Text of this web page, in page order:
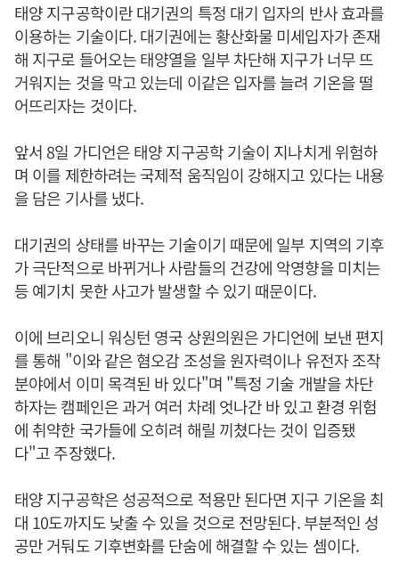
태양 지구공학이란 대기권의 특정 대기 입자의 반사 효과를
이용하는 기술이다. 대기권에는 황산화물 미세입자가 존재
해 지구로 들어오는 태양열을 일부 차단해 지구가 너무 뜨
거워지는 것을 막고 있는데 이같은 입자를 늘려 기온을 떨
어뜨리자는 것이다.
앞서 8일 가디언은 태양 지구공학 기술이 지나치게 위험하
며 이를 제한하려는 국제적 움직임이 강해지고 있다는 내용
을 담은 기사를 냈다.
대기권의 상태를 바꾸는 기술이기 때문에 일부 지역의 기후
가 극단적으로 바뀌거나 사람들의 건강에 악영향을 미치는
등 예기치 못한 사고가 발생할 수 있기 때문이다.
이에 브리오니 워싱턴 영국 상원의원은 가디언에 보낸 편지
를 통해 "이와 같은 혐오감 조성을 원자력이나 유전자 조작
분야에서 이미 목격된 바 있다"며 "특정 기술 개발을 차단
하자는 캠페인은 과거 여러 차례 엇나간 바 있고 환경 위험
에 취약한 국가들에 오히려 해릴 끼쳤다는 것이 입증됐
다"고 주장했다.
태양 지구공학은 성공적으로 적용만 된다면 지구 기온을 최
대 10도까지도 낮출 수 있을 것으로 전망된다. 부분적인 성
공만 거둬도 기후변화를 단숨에 해결할 수 있는 셈이다.